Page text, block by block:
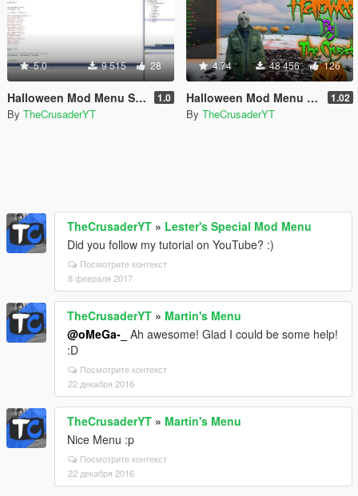
5.0 9 515 28
Halloween Mod Menu Source Code (C++) 1.0
By TheCrusaderYT
4.74 48 456 126
Halloween Mod Menu (Open Source) 1.02
By TheCrusaderYT
TheCrusaderYT » Lester's Special Mod Menu
Did you follow my tutorial on YouTube? :)
Посмотрите контекст
8 февраля 2017
TheCrusaderYT » Martin's Menu
@oMeGa-_ Ah awesome! Glad I could be some help!
:D
Посмотрите контекст
22 декабря 2016
TheCrusaderYT » Martin's Menu
Nice Menu :p
Посмотрите контекст
22 декабря 2016